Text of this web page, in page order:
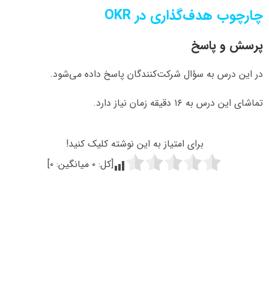
چارچوب هدف‌گذاری در OKR
پرسش و پاسخ
در این درس به سؤال شرکت‌کنندگان پاسخ داده می‌شود.
تماشای این درس به ۱۶ دقیقه زمان نیاز دارد.
برای امتیاز به این نوشته کلیک کنید!
[کل: ۰ میانگین: ۰]